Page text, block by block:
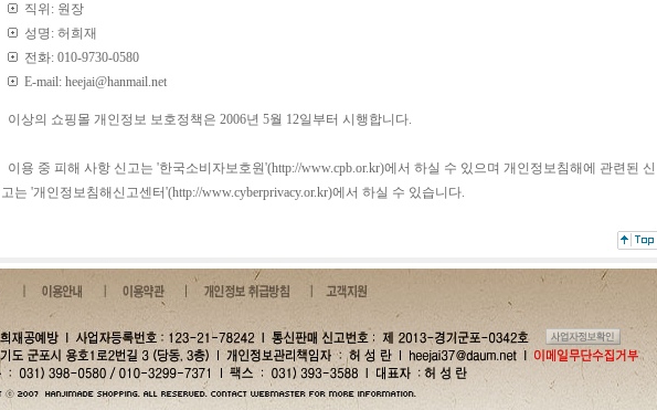
직위: 원장
성명: 허희재
전화: 010-9730-0580
E-mail: heejai@hanmail.net
이상의 쇼핑몰 개인정보 보호정책은 2006년 5월 12일부터 시행합니다.
이용 중 피해 사항 신고는 '한국소비자보호원'(http://www.cpb.or.kr)에서 하실 수 있으며 개인정보침해에 관련된 신
고는 '개인정보침해신고센터'(http://www.cyberprivacy.or.kr)에서 하실 수 있습니다.